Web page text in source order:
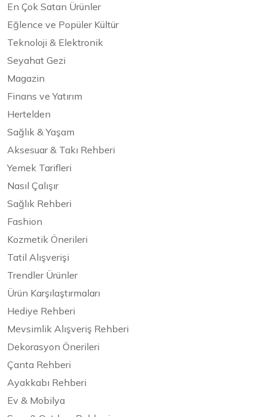
En Çok Satan Ürünler
Eğlence ve Popüler Kültür
Teknoloji & Elektronik
Seyahat Gezi
Magazin
Finans ve Yatırım
Hertelden
Sağlık & Yaşam
Aksesuar & Takı Rehberi
Yemek Tarifleri
Nasıl Çalışır
Sağlık Rehberi
Fashion
Kozmetik Önerileri
Tatil Alışverişi
Trendler Ürünler
Ürün Karşılaştırmaları
Hediye Rehberi
Mevsimlik Alışveriş Rehberi
Dekorasyon Önerileri
Çanta Rehberi
Ayakkabı Rehberi
Ev & Mobilya